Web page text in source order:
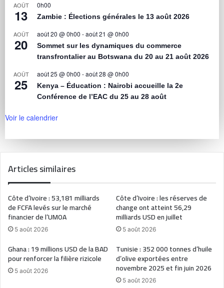
AOÛT
13
0h00
Zambie : Élections générales le 13 août 2026
AOÛT
20
août 20 @ 0h00 -août 21 @ 0h00
Sommet sur les dynamiques du commerce
transfrontalier au Botswana du 20 au 21 août 2026
AOÛT
25
août 25 @ 0h00 -août 28 @ 0h00
Kenya – Éducation : Nairobi accueille la 2e
Conférence de l’EAC du 25 au 28 août
Voir le calendrier
Articles similaires
Côte d’Ivoire : 53,181 milliards
de FCFA levés sur le marché
financier de l’UMOA
5 août 2026
Côte d’Ivoire : les réserves de
change ont atteint 56,29
milliards USD en juillet
5 août 2026
Ghana : 19 millions USD de la BAD
pour renforcer la filière rizicole
5 août 2026
Tunisie : 352 000 tonnes d’huile
d’olive exportées entre
novembre 2025 et fin juin 2026
5 août 2026